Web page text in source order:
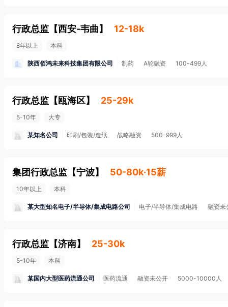
行政总监 【西安-韦曲】 12-18k
8年以上 本科
陕西佰鸿未来科技集团有限公司 制药 A轮融资 100-499人
行政总监 【 瓯海区】 25-29k
5-10年 大专
某知名公司 印刷/包装/造纸 战略融资 500-999人
集团行政总监 【宁波】 50-80k·15薪
10年以上 本科
某大型知名电子/半导体/集成电路公司 电子/半导体/集成电路 融资未
行政总监 【济南】 25-30k
5-10年 本科
某国内大型医药流通公司 医药流通 融资未公开 5000-10000人